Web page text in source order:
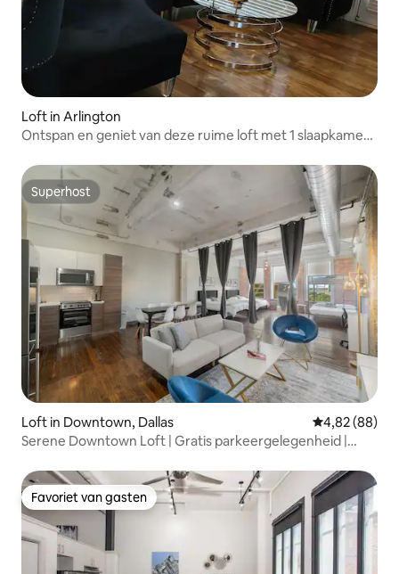
Loft in Arlington
Ontspan en geniet van deze ruime loft met 1 slaapkamer
Superhost
Superhost
Loft in Downtown, Dallas Gemiddelde
4,82 (88)
Serene Downtown Loft | Gratis parkeergelegenheid |
Favoriet van gasten
Favoriet van gasten